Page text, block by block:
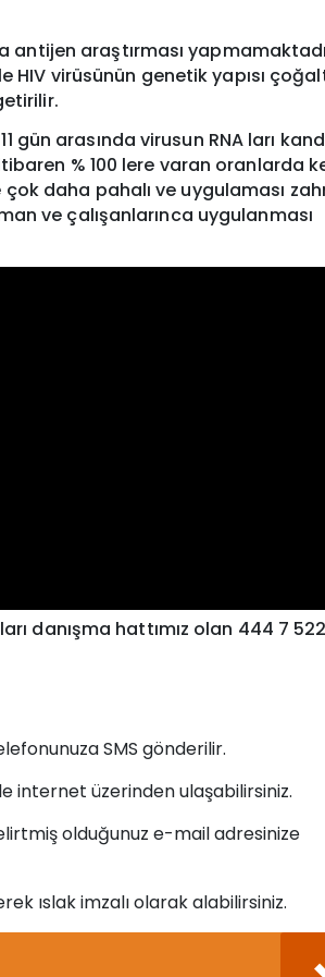
araştırması
virüsünün genetik yapısı
gün arasında virusun RNA ları
% 100 lere varan oranlarda
daha pahalı ve uygulaması
ve çalışanlarınca uygulanması
danışma hattımız olan 444 7
SMS gönderilir.
internet üzerinden ulaşabilirsiniz.
olduğunuz e-mail adresinize
ıslak imzalı olarak alabilirsiniz.